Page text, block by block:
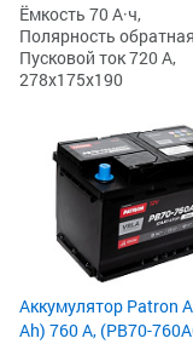
Ёмкость 70 А·ч,
Полярность
Пусковой ток 720 А,
278x175x190
Аккумулятор Patron
Ah) 760 А, (PB70-